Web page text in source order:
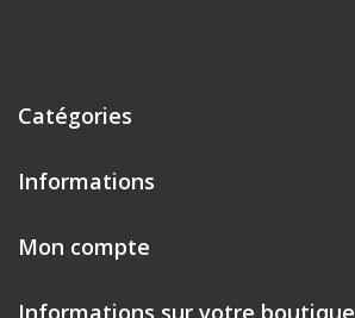
Catégories
Informations
Mon compte
Informations sur votre boutique